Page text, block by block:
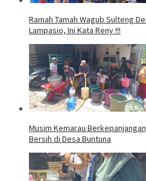
Ramah Tamah Wagub Sulteng
Lampasio, Ini Kata Reny !!!
Musim Kemarau
Bersih di Desa Buntuna